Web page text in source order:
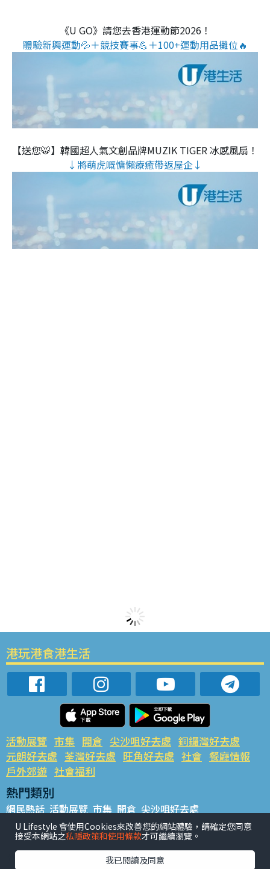
《U GO》請您去香港運動節2026！
體驗新興運動💦＋競技賽事💪＋100+運動用品攤位🔥
【送您🐯】韓國超人氣文創品牌MUZIK TIGER 冰感風扇！
↓將萌虎嘅慵懶療癒帶返屋企↓
港玩港食港生活
活動展覽 市集 開倉 尖沙咀好去處 銅鑼灣好去處
元朗好去處 荃灣好去處 旺角好去處 社會 餐廳情報
戶外郊遊 社會福利
熱門類別
網民熱話 活動展覽 市集 開倉 尖沙咀好去處
銅鑼灣好去處 元朗好去處 荃灣好去處 旺角好去處 社會
餐廳情報 戶外郊遊
熱門標籤
U Lifestyle 會使用Cookies來改善您的網站體驗，請確定您同意
接受本網站之私隱政策和使用條款才可繼續瀏覽。
我已閱讀及同意